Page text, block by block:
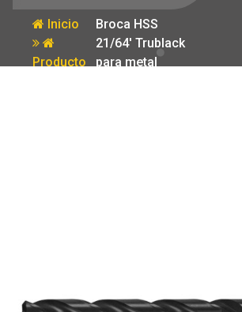
Inicio
Producto
Broca HSS
21/64′ Trublack
para metal